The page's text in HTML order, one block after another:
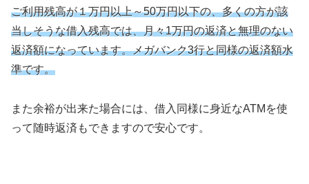
ご利用残高が１万円以上～50万円以下の、多くの方が該
当しそうな借入残高では、月々1万円の返済と無理のない
返済額になっています。メガバンク3行と同様の返済額水
準です。
また余裕が出来た場合には、 借入同様に身近なATMを使
って 随時返済もできますので安心です。